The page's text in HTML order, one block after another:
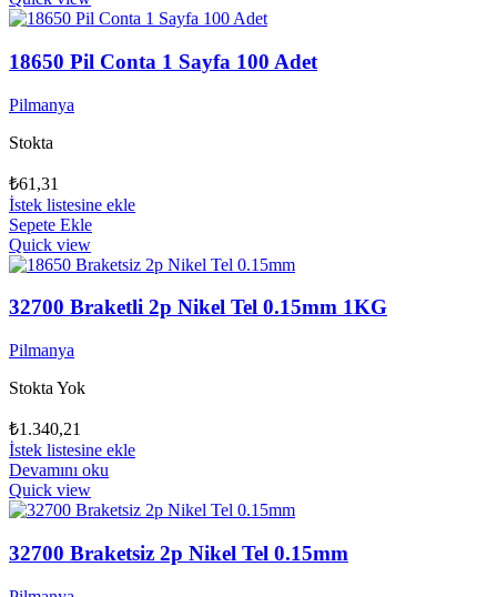
18650 Pil Conta 1 Sayfa 100 Adet
Pilmanya
Stokta
₺61,31
İstek listesine ekle
Sepete Ekle
Quick view
32700 Braketli 2p Nikel Tel 0.15mm 1KG
Pilmanya
Stokta Yok
₺1.340,21
İstek listesine ekle
Devamını oku
Quick view
32700 Braketsiz 2p Nikel Tel 0.15mm